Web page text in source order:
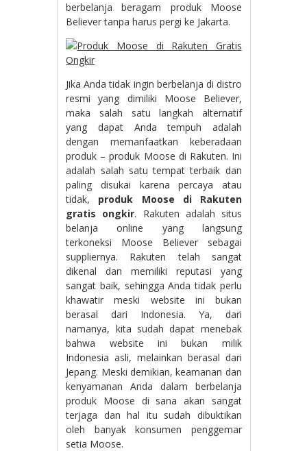
berbelanja beragam produk Moose
Believer tanpa harus pergi ke Jakarta.
Jika Anda tidak ingin berbelanja di distro
resmi yang dimiliki Moose Believer,
maka salah satu langkah alternatif
yang dapat Anda tempuh adalah
dengan memanfaatkan keberadaan
produk – produk Moose di Rakuten. Ini
adalah salah satu tempat terbaik dan
paling disukai karena percaya atau
tidak, produk Moose di Rakuten
gratis ongkir. Rakuten adalah situs
belanja online yang langsung
terkoneksi Moose Believer sebagai
suppliernya. Rakuten telah sangat
dikenal dan memiliki reputasi yang
sangat baik, sehingga Anda tidak perlu
khawatir meski website ini bukan
berasal dari Indonesia. Ya, dari
namanya, kita sudah dapat menebak
bahwa website ini bukan milik
Indonesia asli, melainkan berasal dari
Jepang. Meski demikian, keamanan dan
kenyamanan Anda dalam berbelanja
produk Moose di sana akan sangat
terjaga dan hal itu sudah dibuktikan
oleh banyak konsumen penggemar
setia Moose.